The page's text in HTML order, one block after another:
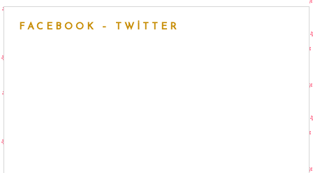
FACEBOOK – TWITTER